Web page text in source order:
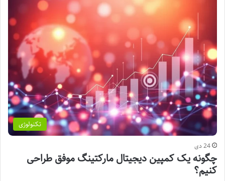
تکنولوژی
24 دی
چگونه یک کمپین دیجیتال مارکتینگ موفق طراحی
کنیم؟